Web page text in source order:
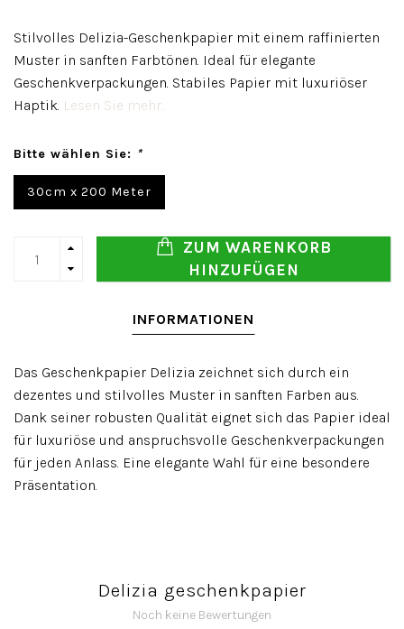
Stilvolles Delizia-Geschenkpapier mit einem raffinierten
Muster in sanften Farbtönen. Ideal für elegante
Geschenkverpackungen. Stabiles Papier mit luxuriöser
Haptik. Lesen Sie mehr..
Bitte wählen Sie: *
30cm x 200 Meter
ZUM WARENKORB
HINZUFÜGEN
INFORMATIONEN
Das Geschenkpapier Delizia zeichnet sich durch ein
dezentes und stilvolles Muster in sanften Farben aus.
Dank seiner robusten Qualität eignet sich das Papier ideal
für luxuriöse und anspruchsvolle Geschenkverpackungen
für jeden Anlass. Eine elegante Wahl für eine besondere
Präsentation.
Delizia geschenkpapier
Noch keine Bewertungen